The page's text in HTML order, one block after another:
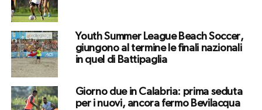
Youth Summer League Beach Soccer,
giungono al termine le finali nazionali
in quel di Battipaglia
Giorno due in Calabria: prima seduta
per i nuovi, ancora fermo Bevilacqua